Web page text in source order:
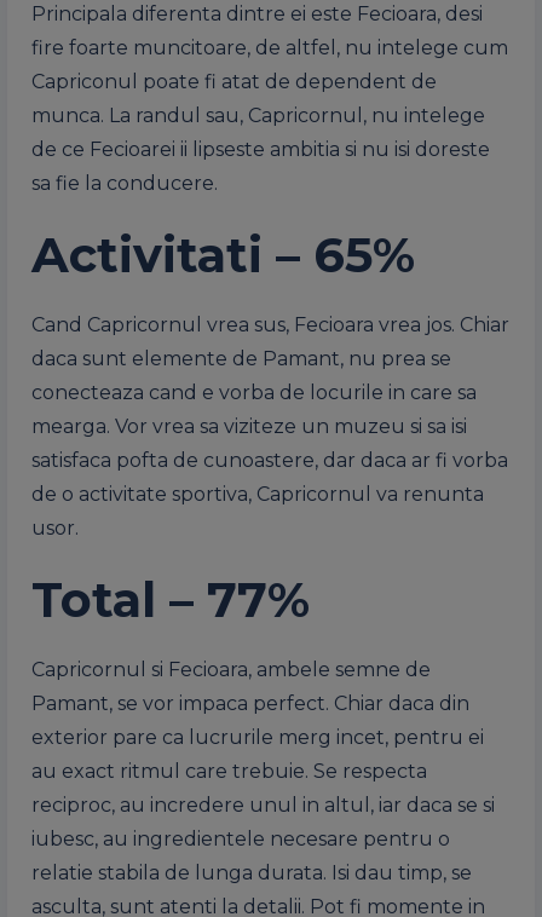
Principala diferenta dintre ei este Fecioara, desi
fire foarte muncitoare, de altfel, nu intelege cum
Capriconul poate fi atat de dependent de
munca. La randul sau, Capricornul, nu intelege
de ce Fecioarei ii lipseste ambitia si nu isi doreste
sa fie la conducere.
Activitati – 65%
Cand Capricornul vrea sus, Fecioara vrea jos. Chiar
daca sunt elemente de Pamant, nu prea se
conecteaza cand e vorba de locurile in care sa
mearga. Vor vrea sa viziteze un muzeu si sa isi
satisfaca pofta de cunoastere, dar daca ar fi vorba
de o activitate sportiva, Capricornul va renunta
usor.
Total – 77%
Capricornul si Fecioara, ambele semne de
Pamant, se vor impaca perfect. Chiar daca din
exterior pare ca lucrurile merg incet, pentru ei
au exact ritmul care trebuie. Se respecta
reciproc, au incredere unul in altul, iar daca se si
iubesc, au ingredientele necesare pentru o
relatie stabila de lunga durata. Isi dau timp, se
asculta, sunt atenti la detalii. Pot fi momente in